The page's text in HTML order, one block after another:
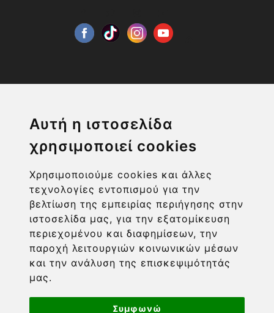
Αυτή η ιστοσελίδα
χρησιμοποιεί cookies
Χρησιμοποιούμε cookies και άλλες
τεχνολογίες εντοπισμού για την
βελτίωση της εμπειρίας περιήγησης στην
ιστοσελίδα μας, για την εξατομίκευση
περιεχομένου και διαφημίσεων, την
παροχή λειτουργιών κοινωνικών μέσων
και την ανάλυση της επισκεψιμότητάς
μας.
Συμφωνώ
ΧΡΗΣΙΜΑ LINKS
ΠΛΗΡΟΦΟΡΙΕΣ ΧΡΗΣΤΗ